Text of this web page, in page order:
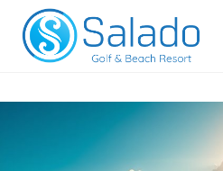
Saltar
contenido
Salado Golf &